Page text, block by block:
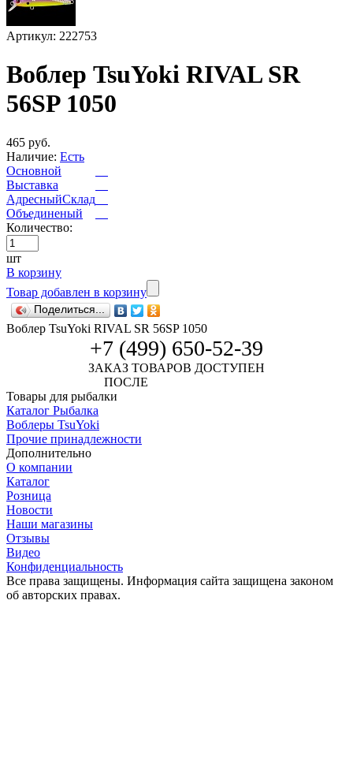
Артикул: 222753
Воблер TsuYoki RIVAL SR
56SP 1050
465 руб.
Наличие: Есть
Основной
Выставка
АдресныйСклад
Объединеный
Количество:
шт
В корзину
Товар добавлен в корзину
Поделиться...
Воблер TsuYoki RIVAL SR 56SP 1050
+7 (499) 650-52-39
ЗАКАЗ ТОВАРОВ ДОСТУПЕН
ПОСЛЕ
Товары для рыбалки
Каталог Рыбалка
Воблеры TsuYoki
Прочие принадлежности
Дополнительно
О компании
Каталог
Розница
Новости
Наши магазины
Отзывы
Видео
Конфиденциальность
Все права защищены. Информация сайта защищена законом
об авторских правах.